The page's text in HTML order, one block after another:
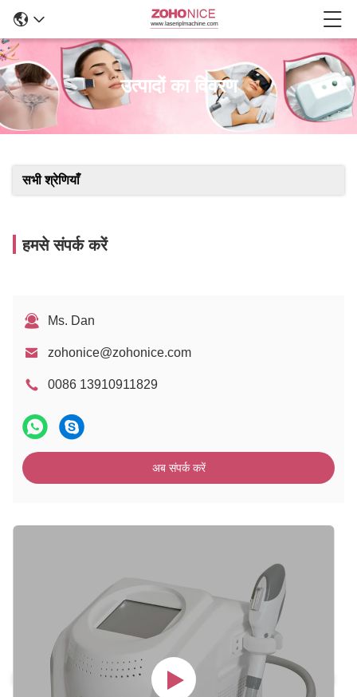
उत्पादों का विवरण
सभी श्रेणियाँ
हमसे संपर्क करें
Ms. Dan
zohonice@zohonice.com
0086 13910911829
अब संपर्क करें